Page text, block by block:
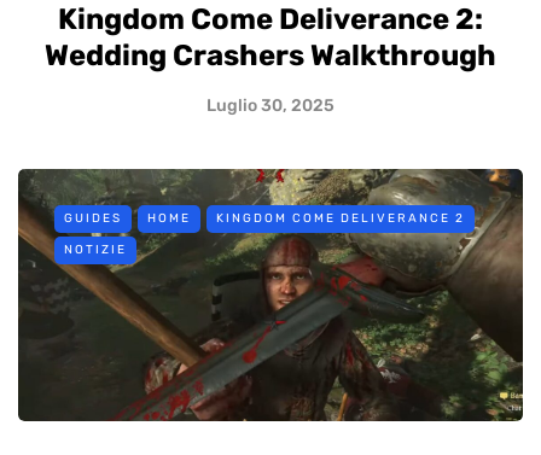
Kingdom Come Deliverance 2:
Wedding Crashers Walkthrough
Luglio 30, 2025
GUIDES HOME KINGDOM COME DELIVERANCE 2
NOTIZIE